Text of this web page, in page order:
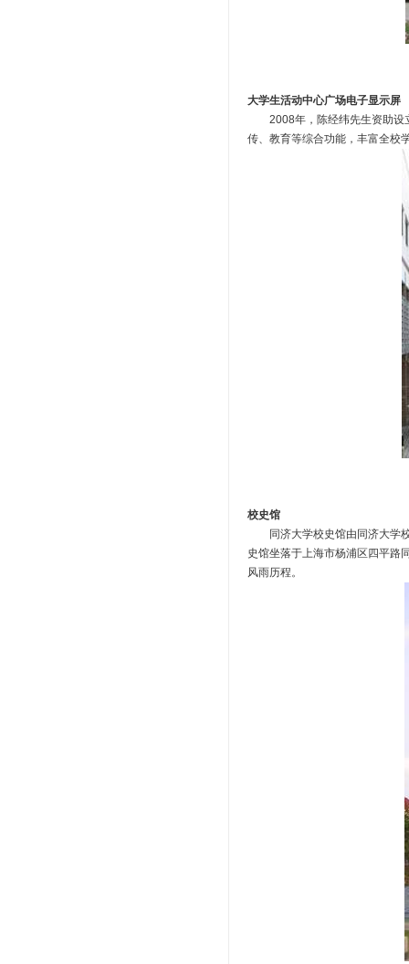
大学生活动中心广场电子显示屏
2008年，陈经纬先生资助设立
传、教育等综合功能，丰富全校
校史馆
同济大学校史馆由同济大学校
史馆坐落于上海市杨浦区四平路
风雨历程。